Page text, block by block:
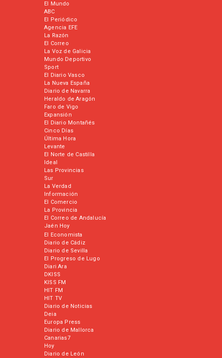
El Mundo
ABC
El Periódico
Agencia EFE
La Razón
El Correo
La Voz de Galicia
Mundo Deportivo
Sport
El Diario Vasco
La Nueva España
Diario de Navarra
Heraldo de Aragón
Faro de Vigo
Expansión
El Diario Montañés
Cinco Días
Última Hora
Levante
El Norte de Castilla
Ideal
Las Provincias
Sur
La Verdad
Información
El Comercio
La Provincia
El Correo de Andalucía
Jaén Hoy
El Economista
Diario de Cádiz
Diario de Sevilla
El Progreso de Lugo
Diari Ara
DKISS
KISS FM
HIT FM
HIT TV
Diario de Noticias
Deia
Europa Press
Diario de Mallorca
Canarias7
Hoy
Diario de León